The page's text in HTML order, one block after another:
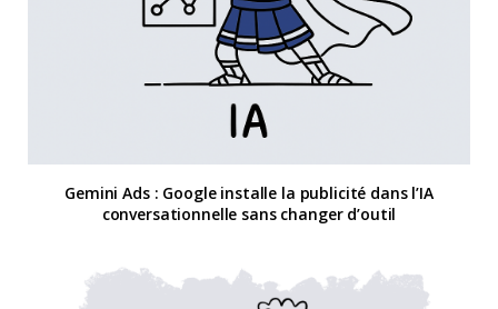
Gemini Ads : Google installe la publicité dans l’IA
conversationnelle sans changer d’outil